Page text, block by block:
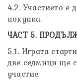
4.2. Участието е
покупка.
ЧАСТ 5.
5.1. Играта
две седмици ще
участие.